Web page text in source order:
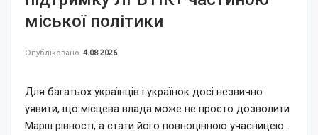
міської політики
Опубліковано 4.08.2026
Для багатьох українців і українок досі незвично
уявити, що місцева влада може не просто дозволити
Марш рівності, а стати його повноцінною учасницею.